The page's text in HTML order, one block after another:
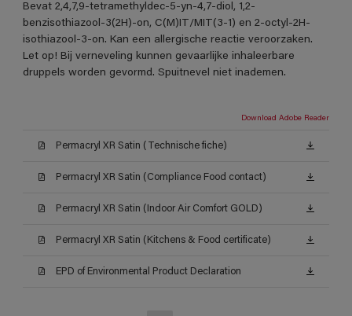
Bevat 2,4,7,9-tetramethyldec-5-yn-4,7-diol, 1,2-
benzisothiazool-3(2H)-on, C(M)IT/MIT(3-1) en 2-octyl-2H-
isothiazool-3-on. Kan een allergische reactie veroorzaken.
Let op! Bij verneveling kunnen gevaarlijke inhaleerbare
druppels worden gevormd. Spuitnevel niet inademen.
Download Adobe Reader
Permacryl XR Satin (Technische fiche)
Permacryl XR Satin (Compliance Food contact)
Permacryl XR Satin (Indoor Air Comfort GOLD)
Permacryl XR Satin (Kitchens & Food certificate)
EPD of Environmental Product Declaration